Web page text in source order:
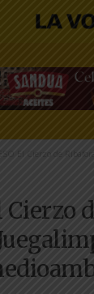
El Cierzo de
Cierzo